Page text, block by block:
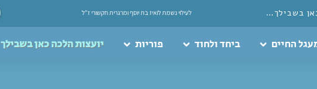
לעילוי נשמת לואיז בת יוסף ומרגרית חקשורי ז”ל בשבילך…
החיים ביחד ולחוד פוריות יועצות הלכה כאן בשבילך